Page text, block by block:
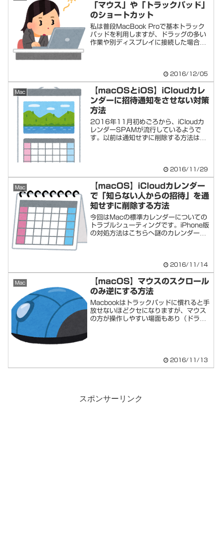
「マウス」や「トラックパッド」
のショートカット
私は普段MacBook Proで基本トラック
パッドを利用しますが、ドラッグの多い
作業や別ディスプレイに接続した場合
2016/12/05
Mac
【macOSとiOS】iCloudカレ
ンダーに招待通知をさせない対策
方法
2016年11月初めごろから、iCloudカ
レンダーSPAMが流行しているようで
す。以前は通知せずに削除する方法は以
2016/11/29
Mac
【macOS】iCloudカレンダー
で「知らない人からの招待」を通
知せずに削除する方法
今回はMacの標準カレンダーについての
トラブルシューティングです。iPhone版
の対処方法はこちらへ謎のカレンダー招
2016/11/14
Mac
【macOS】マウスのスクロール
のみ逆にする方法
Macbookはトラックパッドに慣れると手
放せないほどクセになりますが、マウス
の方が操作しやすい場面もあり（ドラッ
2016/11/13
スポンサーリンク